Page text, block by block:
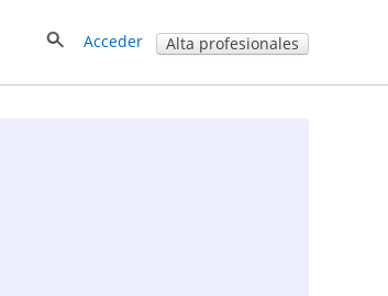
Acceder Alta profesionales